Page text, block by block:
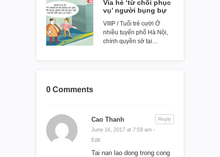
Vỉa hè ‘từ chối phục
vụ’ người bụng bự
VIIIP / Tuổi trẻ cười Ở
nhiều tuyến phố Hà Nội,
chính quyền sở tại…
0 Comments
Cao Thanh
June 16, 2017 at 7:59 am ·
Edit
Tai nan lao dong trong cong
Reply